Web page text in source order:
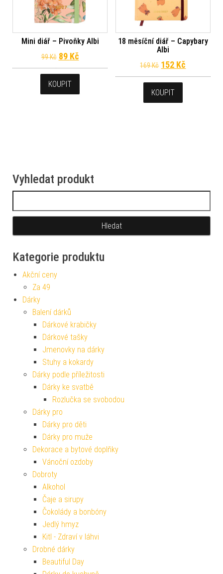
Mini diář – Pivoňky Albi
99Kč Původní cena byla: 99 Kč.
89 KčAktuální cena je: 89 Kč.
KOUPIT
18 měsíční diář – Capybary
Albi
169Kč Původní cena
152 Kč
KOUPIT
Vyhledat produkt
Kategorie produktu
Akční ceny
Za 49
Dárky
Balení dárků
Dárkové krabičky
Dárkové tašky
Jmenovky na dárky
Stuhy a kokardy
Dárky podle příležitosti
Dárky ke svatbě
Rozlučka se svobodou
Dárky pro
Dárky pro děti
Dárky pro muže
Dekorace a bytové doplňky
Vánoční ozdoby
Dobroty
Alkohol
Čaje a sirupy
Čokolády a bonbóny
Jedlý hmyz
Kitl - Zdraví v láhvi
Drobné dárky
Beautiful Day